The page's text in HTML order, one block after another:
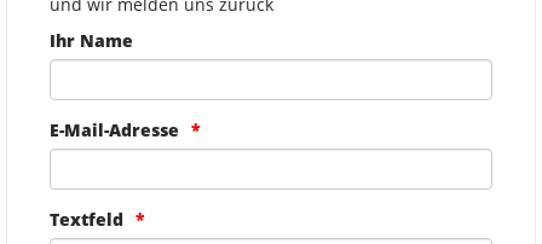
Ihr Name
E-Mail-Adresse
Textfeld